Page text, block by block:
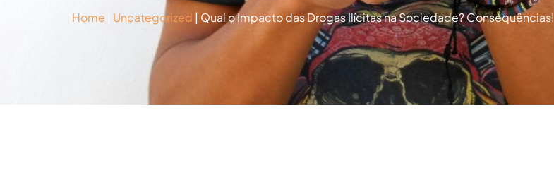
Home Uncategorized | Qual o Impacto das Drogas Ilícitas na Sociedade? Consequências!